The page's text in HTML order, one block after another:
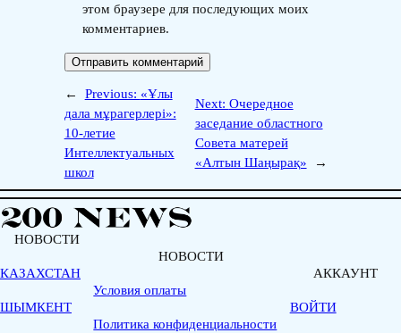
этом браузере для последующих моих
комментариев.
← Previous: «Ұлы
дала мұрагерлері»:
10-летие
Интеллектуальных
школ
Next: Очередное
заседание областного
Совета матерей
«Алтын Шаңырақ»
→
НОВОСТИ
КАЗАХСТАН
ШЫМКЕНТ
НОВОСТИ
Условия оплаты
Политика конфиденциальности
АККАУНТ
ВОЙТИ